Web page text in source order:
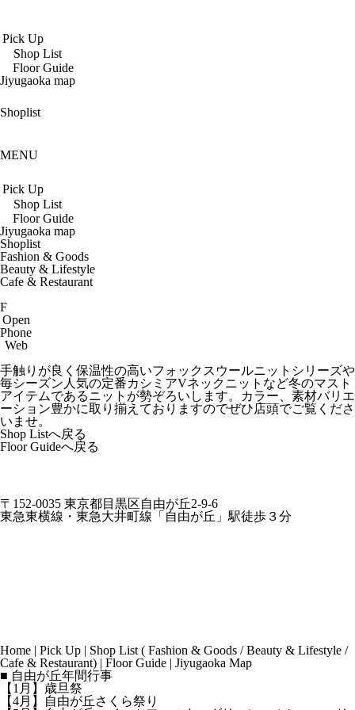
Pick Up
Shop List
Floor Guide
Jiyugaoka map
Shoplist
MENU
Pick Up
Shop List
Floor Guide
Jiyugaoka map
Shoplist
Fashion & Goods
Beauty & Lifestyle
Cafe & Restaurant
F
Open
Phone
Web
手触りが良く保温性の高いフォックスウールニットシリーズや
毎シーズン人気の定番カシミアVネックニットなど冬のマスト
アイテムであるニットが勢ぞろいします。カラー、素材バリエ
ーション豊かに取り揃えておりますのでぜひ店頭でご覧くださ
いませ。
Shop Listへ戻る
Floor Guideへ戻る
〒152-0035 東京都目黒区自由が丘2-9-6
東急東横線・東急大井町線「自由が丘」駅徒歩３分
Home | Pick Up | Shop List ( Fashion & Goods /Beauty & Lifestyle /
Cafe & Restaurant) | Floor Guide | Jiyugaoka Map
■ 自由が丘年間行事
【1月】歳旦祭
【4月】自由が丘さくら祭り